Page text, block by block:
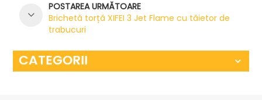
POSTAREA URMĂTOARE
Brichetă torță XIFEI 3 Jet Flame cu tăietor de
trabucuri
CATEGORII